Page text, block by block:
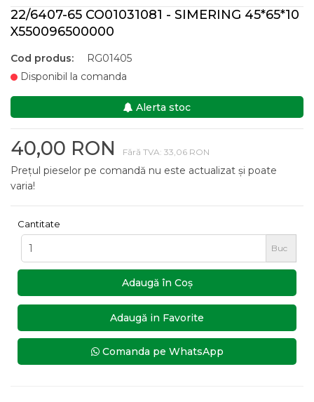
22/6407-65 CO01031081 - SIMERING 45*65*10
X550096500000
Cod produs:
RG01405
Disponibil la comanda
Alerta stoc
40,00 RON Fără TVA: 33,06 RON
Prețul pieselor pe comandă nu este actualizat și poate
varia!
Cantitate
Buc
Adaugă în Coş
Adaugă in Favorite
Comanda pe WhatsApp